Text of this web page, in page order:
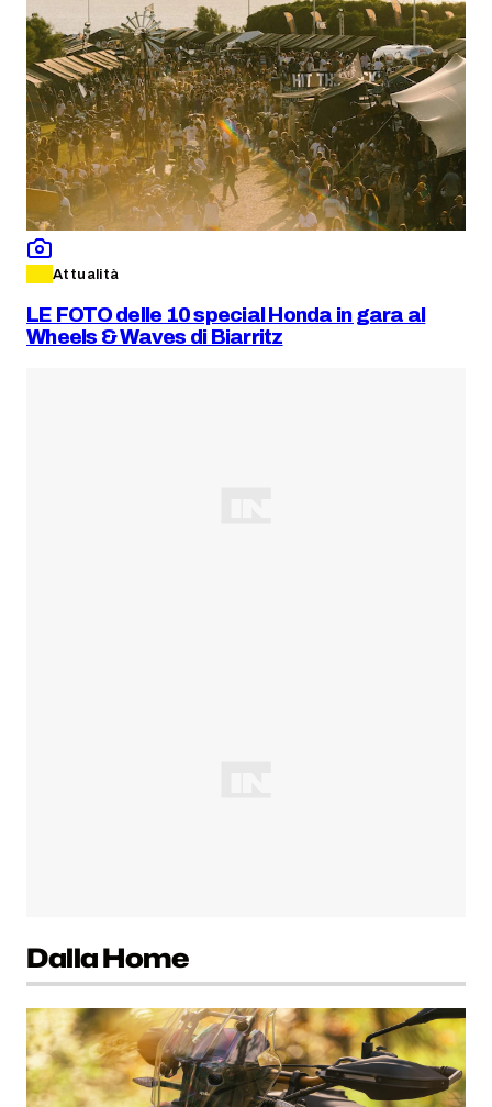
Attualità
LE FOTO delle 10 special Honda in gara al
Wheels & Waves di Biarritz
Dalla Home